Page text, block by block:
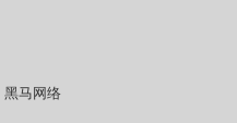
黑马网络